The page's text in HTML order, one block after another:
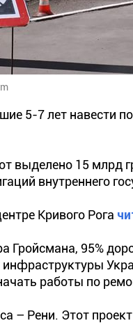
5-7 лет навести
выделено 15 млрд
внутреннего
Кривого Рога
95%
работы по
– Рени. Этот